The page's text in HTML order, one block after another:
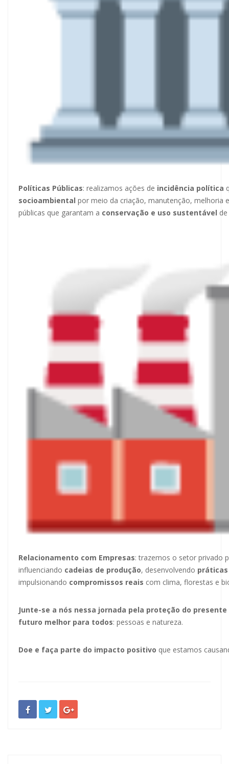
Políticas Públicas: realizamos ações de incidência política
socioambiental por meio da criação, manutenção, melhoria
públicas que garantam a conservação e uso sustentável
Relacionamento com Empresas: trazemos o setor privado
influenciando cadeias de produção, desenvolvendo
impulsionando compromissos reais com clima, florestas e
Junte-se a nós nessa jornada pela proteção do
futuro melhor para todos: pessoas e natureza.
Doe e faça parte do impacto positivo que estamos